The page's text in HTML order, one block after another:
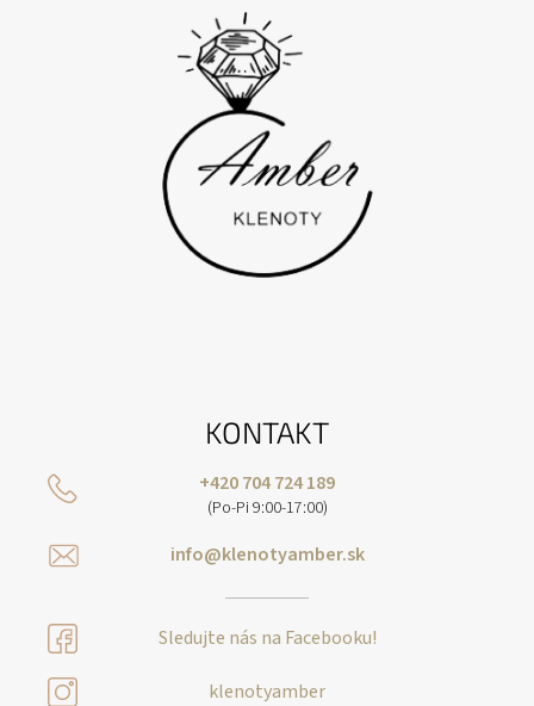
KONTAKT
+420 704 724 189
(Po-Pi 9:00-17:00)
info@klenotyamber.sk
Sledujte nás na Facebooku!
klenotyamber